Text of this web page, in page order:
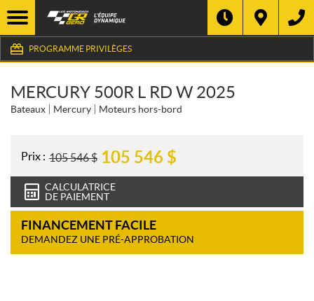
PROGRAMME PRIVILÈGES
MERCURY 500R L RD W 2025
Bateaux Mercury Moteurs hors-bord
Prix : 105 546$ 105 546 $
CALCULATRICE
DE PAIEMENT
FINANCEMENT FACILE
DEMANDEZ UNE PRÉ-APPROBATION